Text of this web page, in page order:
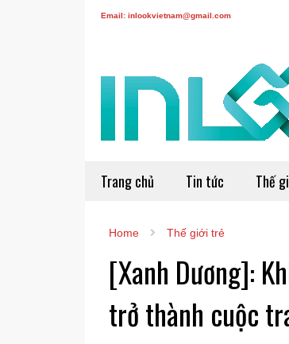
Email: inlookvietnam@gmail.com
Trang chủ Tin tức Thế
Home Thế giới trẻ
[Xanh Dương]:
trở thành cuộc